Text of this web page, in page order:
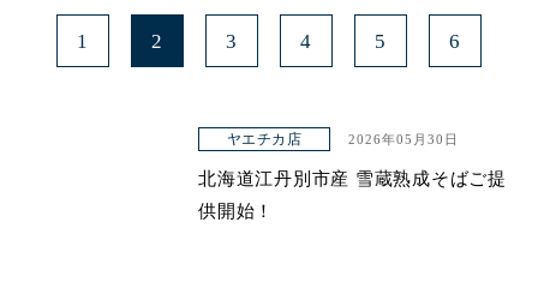
1 2 3 4 5 6
ヤエチカ店 2026年05月30日
北海道江丹別市産 雪蔵熟成そばご提
供開始！